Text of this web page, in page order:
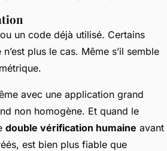
un code déjà utilisé. Certains
plus le cas. Même s’il semble
avec une application grand
non homogène. Et quand le
double vérification humaine avant
est bien plus fiable que